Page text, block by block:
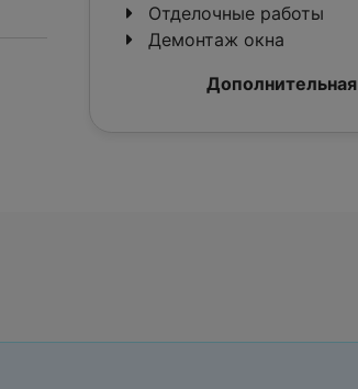
Отделочные работы
Демонтаж окна
Дополнительная